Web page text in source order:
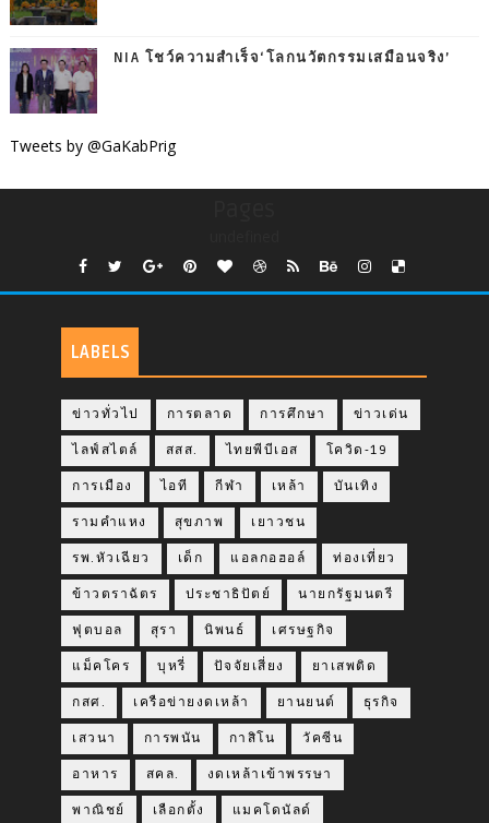
NIA โชว์ความสำเร็จ‘โลกนวัตกรรมเสมือนจริง’
Tweets by @GaKabPrig
LABELS
ข่าวทั่วไป การตลาด การศึกษา ข่าวเด่น
ไลฟ์สไตล์ สสส. ไทยพีบีเอส โควิด-19
การเมือง ไอที กีฬา เหล้า บันเทิง
รามคำแหง สุขภาพ เยาวชน
รพ.หัวเฉียว เด็ก แอลกอฮอล์ ท่องเที่ยว
ข้าวตราฉัตร ประชาธิปัตย์ นายกรัฐมนตรี
ฟุตบอล สุรา นิพนธ์ เศรษฐกิจ
แม็คโคร บุหรี่ ปัจจัยเสี่ยง ยาเสพติด
กสศ. เครือข่ายงดเหล้า ยานยนต์ ธุรกิจ
เสวนา การพนัน กาสิโน วัคซีน
อาหาร สคล. งดเหล้าเข้าพรรษา
พาณิชย์ เลือกตั้ง แมคโดนัลด์